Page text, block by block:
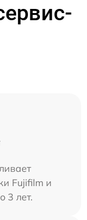
Fujifilm и
3 лет.